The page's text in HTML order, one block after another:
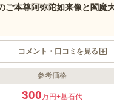
ご本尊阿弥陀如来像と閻魔
コメント・口コミを見る
のコメント
慶長元年（1596年）に創建され
参考価格
300万円+墓石代